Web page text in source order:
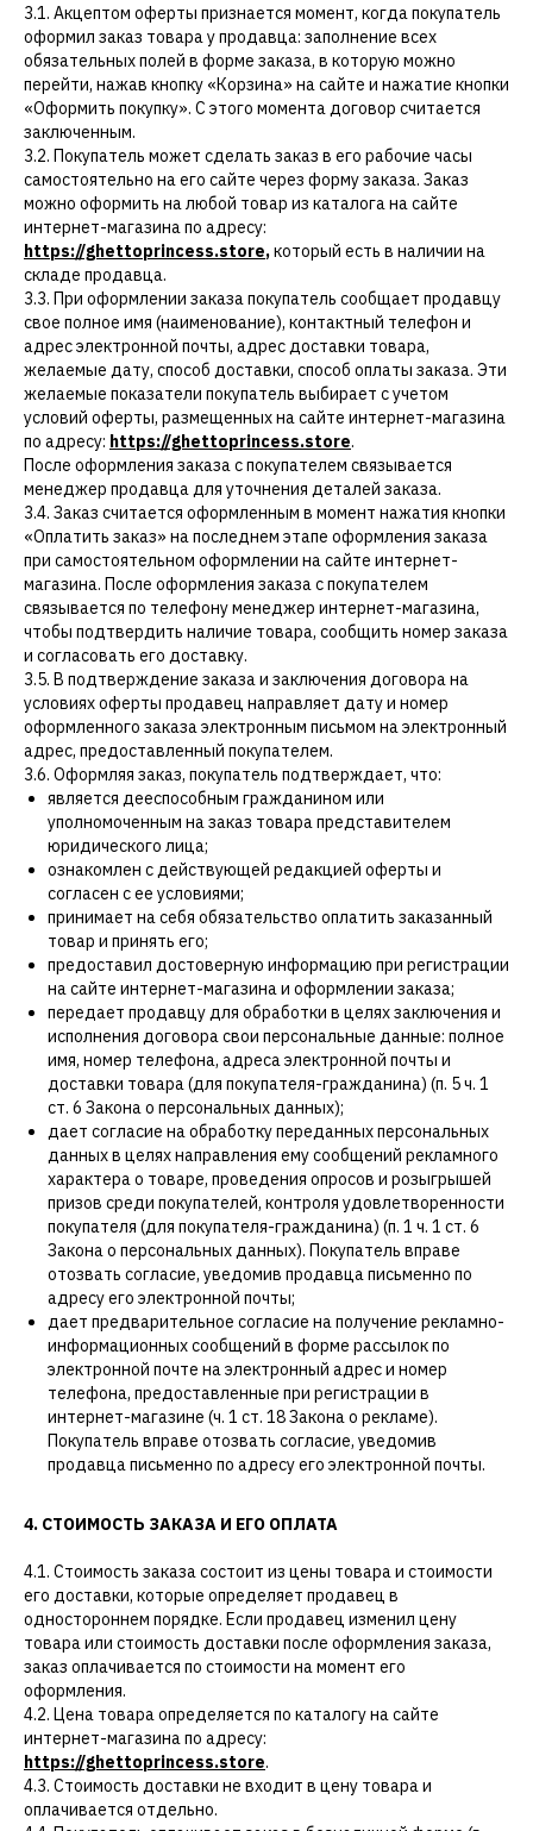
3.1. Акцептом оферты признается момент, когда покупатель
оформил заказ товара у продавца: заполнение всех
обязательных полей в форме заказа, в которую можно
перейти, нажав кнопку «Корзина» на сайте и нажатие кнопки
«Оформить покупку». С этого момента договор считается
заключенным.
3.2. Покупатель может сделать заказ в его рабочие часы
самостоятельно на его сайте через форму заказа. Заказ
можно оформить на любой товар из каталога на сайте
интернет-магазина по адресу:
https://ghettoprincess.store,который есть в наличии на
складе продавца.
3.3. При оформлении заказа покупатель сообщает продавцу
свое полное имя (наименование), контактный телефон и
адрес электронной почты, адрес доставки товара,
желаемые дату, способ доставки, способ оплаты заказа. Эти
желаемые показатели покупатель выбирает с учетом
условий оферты, размещенных на сайте интернет-магазина
по адресу: https://ghettoprincess.store.
После оформления заказа с покупателем связывается
менеджер продавца для уточнения деталей заказа.
3.4. Заказ считается оформленным в момент нажатия кнопки
«Оплатить заказ» на последнем этапе оформления заказа
при самостоятельном оформлении на сайте интернет-
магазина. После оформления заказа с покупателем
связывается по телефону менеджер интернет-магазина,
чтобы подтвердить наличие товара, сообщить номер заказа
и согласовать его доставку.
3.5. В подтверждение заказа и заключения договора на
условиях оферты продавец направляет дату и номер
оформленного заказа электронным письмом на электронный
адрес, предоставленный покупателем.
3.6. Оформляя заказ, покупатель подтверждает, что:
является дееспособным гражданином или
уполномоченным на заказ товара представителем
юридического лица;
ознакомлен с действующей редакцией оферты и
согласен с ее условиями;
принимает на себя обязательство оплатить заказанный
товар и принять его;
предоставил достоверную информацию при регистрации
на сайте интернет-магазина и оформлении заказа;
передает продавцу для обработки в целях заключения и
исполнения договора свои персональные данные: полное
имя, номер телефона, адреса электронной почты и
доставки товара (для покупателя-гражданина) (п. 5 ч. 1
ст. 6 Закона о персональных данных);
дает согласие на обработку переданных персональных
данных в целях направления ему сообщений рекламного
характера о товаре, проведения опросов и розыгрышей
призов среди покупателей, контроля удовлетворенности
покупателя (для покупателя-гражданина) (п. 1 ч. 1 ст. 6
Закона о персональных данных). Покупатель вправе
отозвать согласие, уведомив продавца письменно по
адресу его электронной почты;
дает предварительное согласие на получение рекламно-
информационных сообщений в форме рассылок по
электронной почте на электронный адрес и номер
телефона, предоставленные при регистрации в
интернет-магазине (ч. 1 ст. 18 Закона о рекламе).
Покупатель вправе отозвать согласие, уведомив
продавца письменно по адресу его электронной почты.
4. СТОИМОСТЬ ЗАКАЗА И ЕГО ОПЛАТА
4.1. Стоимость заказа состоит из цены товара и стоимости
его доставки, которые определяет продавец в
одностороннем порядке. Если продавец изменил цену
товара или стоимость доставки после оформления заказа,
заказ оплачивается по стоимости на момент его
оформления.
4.2. Цена товара определяется по каталогу на сайте
интернет-магазина по адресу:
https://ghettoprincess.store.
4.3. Стоимость доставки не входит в цену товара и
оплачивается отдельно.